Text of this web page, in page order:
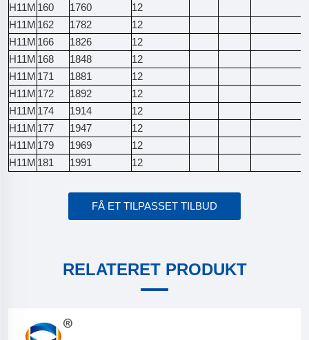
H11M 160 1760
12
H11M 162 1782
12
H11M 166 1826
12
H11M 168 1848
12
H11M 171 1881
12
H11M 172 1892
12
H11M 174 1914
12
H11M 177 1947
12
H11M 179 1969
12
H11M 181 1991 12
FÅ ET TILPASSET TILBUD
RELATERET PRODUKT